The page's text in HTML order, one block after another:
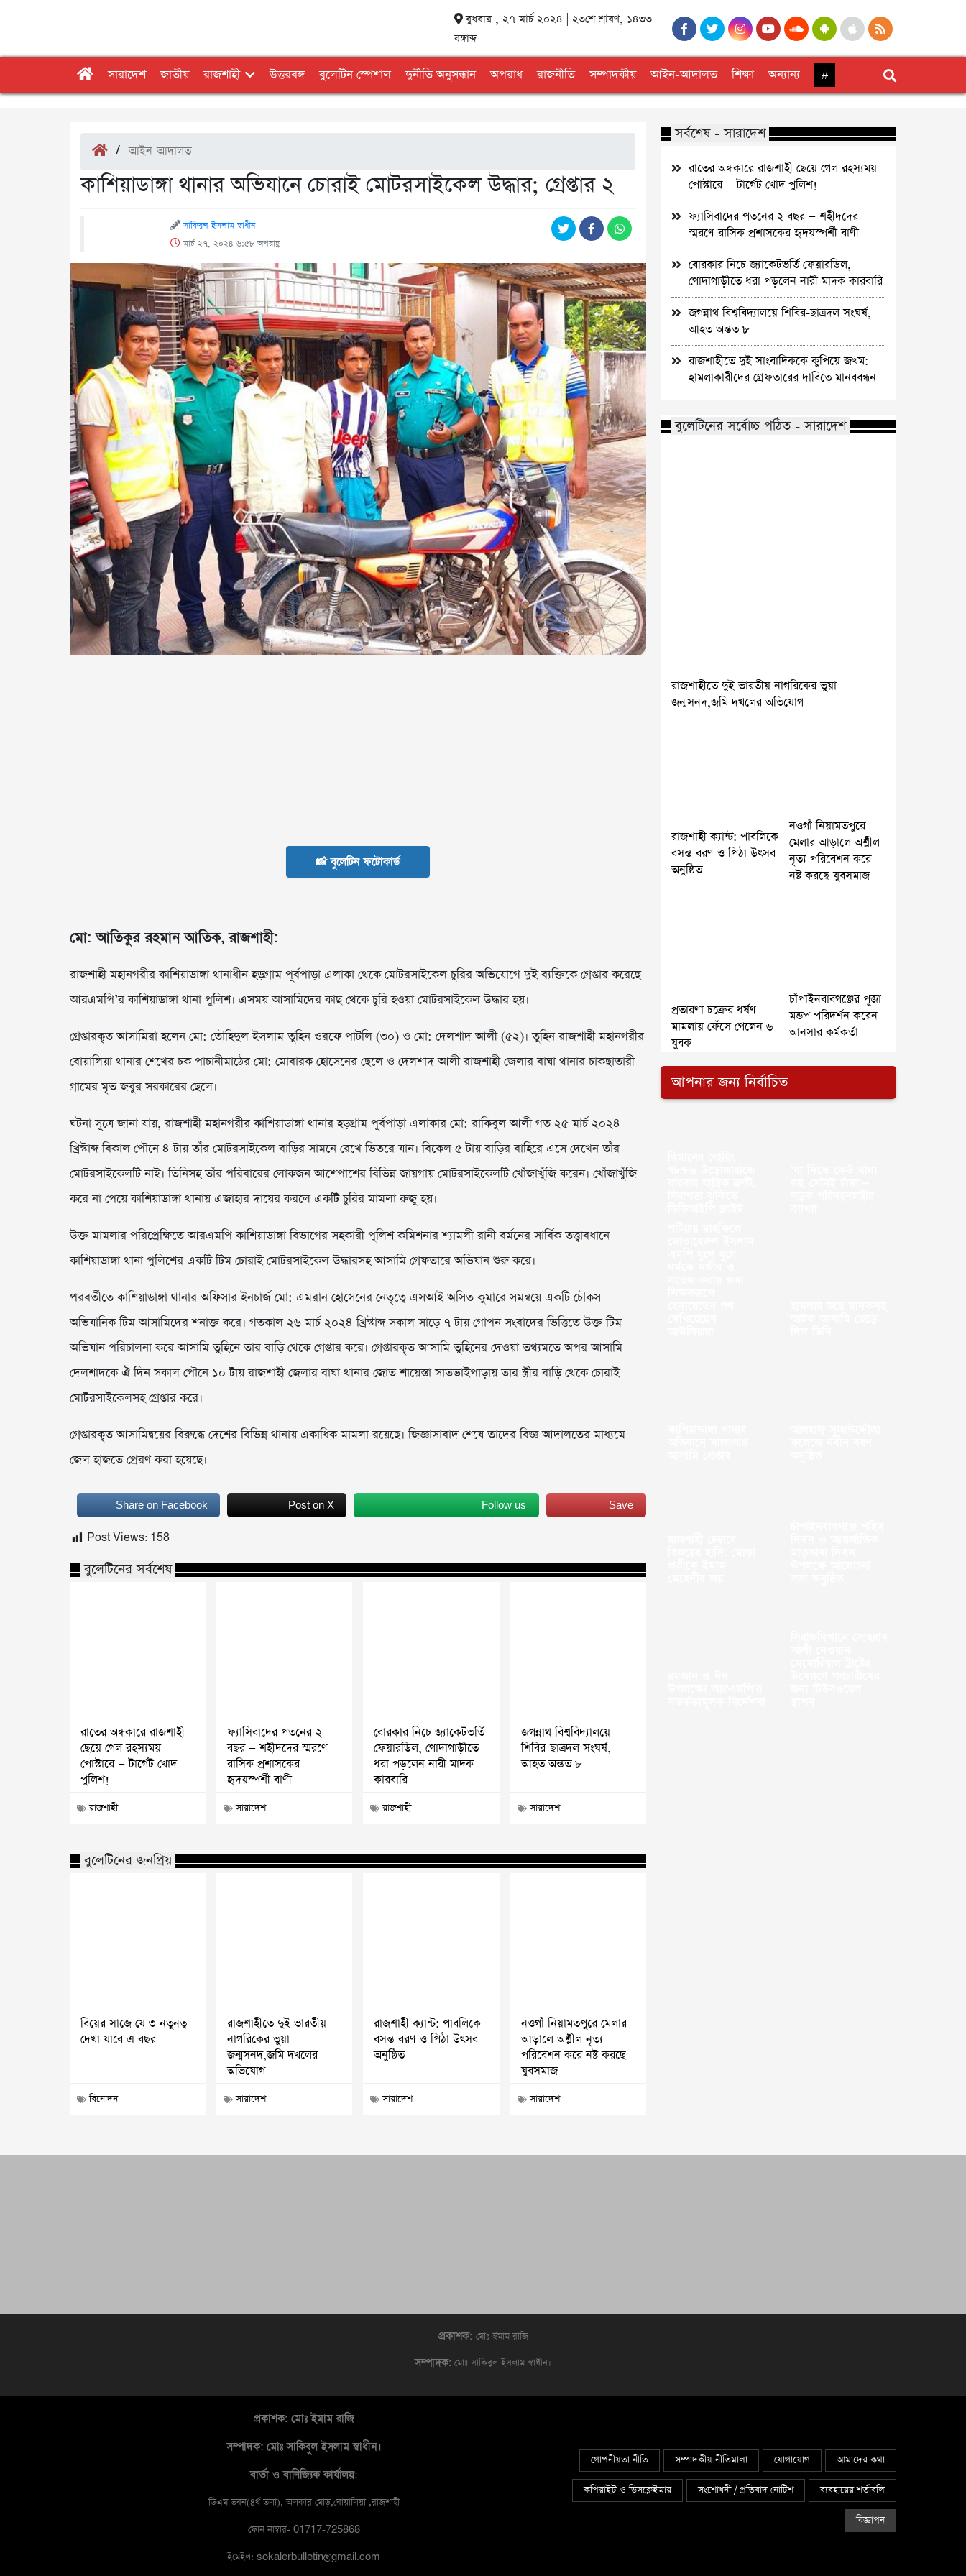
বুধবার , ২৭ মার্চ ২০২৪ | ২৩শে শ্রাবণ, ১৪৩৩
বঙ্গাব্দ
সারাদেশ জাতীয় রাজশাহী উত্তরবঙ্গ বুলেটিন স্পেশাল দুর্নীতি অনুসন্ধান অপরাধ রাজনীতি সম্পাদকীয় আইন-আদালত শিক্ষা অন্যান্য #
/আইন-আদালত
কাশিয়াডাঙ্গা থানার অভিযানে চোরাই মোটরসাইকেল উদ্ধার; গ্রেপ্তার ২
সাকিবুল ইসলাম স্বাধীন
মার্চ ২৭, ২০২৪ ৬:৫৮ অপরাহ্ণ
📸 বুলেটিন ফটোকার্ড
মো: আতিকুর রহমান আতিক, রাজশাহী:
রাজশাহী মহানগরীর কাশিয়াডাঙ্গা থানাধীন হড়গ্রাম পূর্বপাড়া এলাকা থেকে মোটরসাইকেল চুরির অভিযোগে দুই ব্যক্তিকে গ্রেপ্তার করেছে
আরএমপি’র কাশিয়াডাঙ্গা থানা পুলিশ। এসময় আসামিদের কাছ থেকে চুরি হওয়া মোটরসাইকেল উদ্ধার হয়।
গ্রেপ্তারকৃত আসামিরা হলেন মো: তৌহিদুল ইসলাম তুহিন ওরফে পাটলি (৩০) ও মো: দেলশাদ আলী (৫২)। তুহিন রাজশাহী মহানগরীর
বোয়ালিয়া থানার শেখের চক পাচানীমাঠের মো: মোবারক হোসেনের ছেলে ও দেলশাদ আলী রাজশাহী জেলার বাঘা থানার চাকছাতারী
গ্রামের মৃত জবুর সরকারের ছেলে।
ঘটনা সূত্রে জানা যায়, রাজশাহী মহানগরীর কাশিয়াডাঙ্গা থানার হড়গ্রাম পূর্বপাড়া এলাকার মো: রাকিবুল আলী গত ২৫ মার্চ ২০২৪
খ্রিস্টাব্দ বিকাল পৌনে ৪ টায় তাঁর মোটরসাইকেল বাড়ির সামনে রেখে ভিতরে যান। বিকেল ৫ টায় বাড়ির বাহিরে এসে দেখেন তাঁর
মোটরসাইকেলটি নাই। তিনিসহ তাঁর পরিবারের লোকজন আশেপাশের বিভিন্ন জায়গায় মোটরসাইকেলটি খোঁজাখুঁজি করেন। খোঁজাখুঁজি
করে না পেয়ে কাশিয়াডাঙ্গা থানায় এজাহার দায়ের করলে একটি চুরির মামলা রুজু হয়।
উক্ত মামলার পরিপ্রেক্ষিতে আরএমপি কাশিয়াডাঙ্গা বিভাগের সহকারী পুলিশ কমিশনার শ্যামলী রানী বর্মনের সার্বিক তত্ত্বাবধানে
কাশিয়াডাঙ্গা থানা পুলিশের একটি টিম চোরাই মোটরসাইকেল উদ্ধারসহ আসামি গ্রেফতারে অভিযান শুরু করে।
পরবর্তীতে কাশিয়াডাঙ্গা থানার অফিসার ইনচার্জ মো: এমরান হোসেনের নেতৃত্বে এসআই অসিত কুমারে সমন্বয়ে একটি চৌকস
অভিযানিক টিম আসামিদের শনাক্ত করে। গতকাল ২৬ মার্চ ২০২৪ খ্রিস্টাব্দ সকাল সাড়ে ৭ টায় গোপন সংবাদের ভিত্তিতে উক্ত টিম
অভিযান পরিচালনা করে আসামি তুহিনে তার বাড়ি থেকে গ্রেপ্তার করে। গ্রেপ্তারকৃত আসামি তুহিনের দেওয়া তথ্যমতে অপর আসামি
দেলশাদকে ঐ দিন সকাল পৌনে ১০ টায় রাজশাহী জেলার বাঘা থানার জোত শায়েস্তা সাতভাইপাড়ায় তার স্ত্রীর বাড়ি থেকে চোরাই
মোটরসাইকেলসহ গ্রেপ্তার করে।
গ্রেপ্তারকৃত আসামিদ্বয়ের বিরুদ্ধে দেশের বিভিন্ন থানায় একাধিক মামলা রয়েছে। জিজ্ঞাসাবাদ শেষে তাদের বিজ্ঞ আদালতের মাধ্যমে
জেল হাজতে প্রেরণ করা হয়েছে।
Share on Facebook Post on X Follow us Save
Post Views: 158
বুলেটিনের সর্বশেষ
রাতের অন্ধকারে রাজশাহী
ছেয়ে গেল রহস্যময়
পোস্টারে — টার্গেট খোদ
পুলিশ!
রাজশাহী
ফ্যাসিবাদের পতনের ২
বছর — শহীদদের স্মরণে
রাসিক প্রশাসকের
হৃদয়স্পর্শী বাণী
সারাদেশ
বোরকার নিচে জ্যাকেটভর্তি
ফেয়ারডিল, গোদাগাড়ীতে
ধরা পড়লেন নারী মাদক
কারবারি
রাজশাহী
জগন্নাথ বিশ্ববিদ্যালয়ে
শিবির-ছাত্রদল সংঘর্ষ,
আহত অন্তত ৮
সারাদেশ
বুলেটিনের জনপ্রিয়
বিয়ের সাজে যে ৩ নতুনত্ব
দেখা যাবে এ বছর
বিনোদন
রাজশাহীতে দুই ভারতীয়
নাগরিকের ভুয়া
জন্মসনদ,জমি দখলের
অভিযোগ
সারাদেশ
রাজশাহী ক্যান্ট: পাবলিকে
বসন্ত বরণ ও পিঠা উৎসব
অনুষ্ঠিত
সারাদেশ
নওগাঁ নিয়ামতপুরে মেলার
আড়ালে অশ্লীল নৃত্য
পরিবেশন করে নষ্ট করছে
যুবসমাজ
সারাদেশ
সর্বশেষ - সারাদেশ
রাতের অন্ধকারে রাজশাহী ছেয়ে গেল রহস্যময়
পোস্টারে — টার্গেট খোদ পুলিশ!
ফ্যাসিবাদের পতনের ২ বছর — শহীদদের
স্মরণে রাসিক প্রশাসকের হৃদয়স্পর্শী বাণী
বোরকার নিচে জ্যাকেটভর্তি ফেয়ারডিল,
গোদাগাড়ীতে ধরা পড়লেন নারী মাদক কারবারি
জগন্নাথ বিশ্ববিদ্যালয়ে শিবির-ছাত্রদল সংঘর্ষ,
আহত অন্তত ৮
রাজশাহীতে দুই সাংবাদিককে কুপিয়ে জখম:
হামলাকারীদের গ্রেফতারের দাবিতে মানববন্ধন
বুলেটিনের সর্বোচ্চ পঠিত - সারাদেশ
রাজশাহীতে দুই ভারতীয় নাগরিকের ভুয়া
জন্মসনদ,জমি দখলের অভিযোগ
রাজশাহী ক্যান্ট: পাবলিকে
বসন্ত বরণ ও পিঠা উৎসব
অনুষ্ঠিত
নওগাঁ নিয়ামতপুরে
মেলার আড়ালে অশ্লীল
নৃত্য পরিবেশন করে
নষ্ট করছে যুবসমাজ
প্রতারণা চক্রের ধর্ষণ
মামলায় ফেঁসে গেলেন ৬
যুবক
চাঁপাইনবাবগঞ্জের পূজা
মন্ডপ পরিদর্শন করেন
আনসার কর্মকর্তা
আপনার জন্য নির্বাচিত
প্রকাশক: মোঃ ইমাম রাজি
সম্পাদক: মোঃ সাকিবুল ইসলাম স্বাধীন।
প্রকাশক: মোঃ ইমাম রাজি
সম্পাদক: মোঃ সাকিবুল ইসলাম স্বাধীন।
বার্তা ও বাণিজ্যিক কার্যালয়:
ডিএম ভবন(৪র্থ তলা), অলকার মোড়,বোয়ালিয়া ,রাজশাহী
ফোন নাম্বার- 01717-725868
ইমেইল: sokalerbulletin@gmail.com
আমাদের কথা
যোগাযোগ
সম্পাদকীয় নীতিমালা
গোপনীয়তা নীতি
ব্যবহারের শর্তাবলি
সংশোধনী / প্রতিবাদ নোটিশ
কপিরাইট ও ডিসক্লেইমার
বিজ্ঞাপন